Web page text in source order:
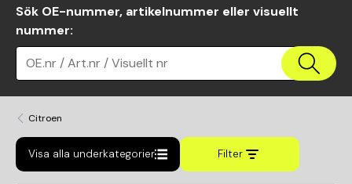
Sök OE-nummer, artikelnummer eller visuellt
nummer:
OE.nr / Art.nr / Visuellt nr
Citroen
Visa alla underkategorier Filter